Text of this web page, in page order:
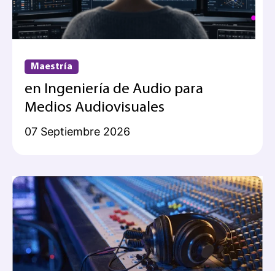
Maestría
en Ingeniería de Audio para
Medios Audiovisuales
07 Septiembre 2026